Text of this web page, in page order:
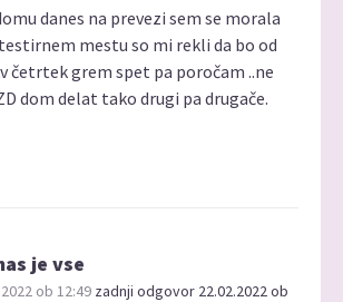
danes na prevezi sem se morala
mestu so mi rekli da bo od
četrtek grem spet pa poročam ..ne
dom delat tako drugi pa drugače.
je vse
ob 12:49 zadnji odgovor 22.02.2022 ob